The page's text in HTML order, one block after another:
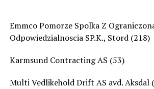
Emmco Pomorze Spolka Z
Odpowiedzialnoscia SP.K., Stord (218)
Karmsund Contracting AS (53)
Multi Vedlikehold Drift AS avd. Aksdal